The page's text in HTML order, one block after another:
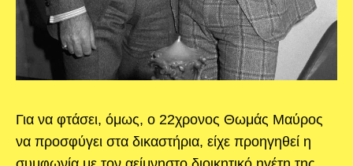
Για να φτάσει, όμως, ο 22χρονος Θωμάς Μαύρος
να προσφύγει στα δικαστήρια, είχε προηγηθεί η